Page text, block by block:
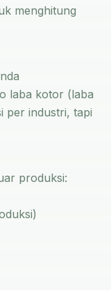
menghitung
laba kotor (laba
per industri, tapi
produksi: